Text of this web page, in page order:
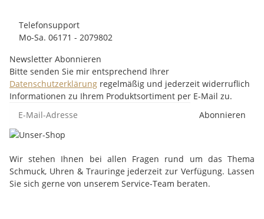
Telefonsupport
Mo-Sa. 06171 - 2079802
Newsletter Abonnieren
Bitte senden Sie mir entsprechend Ihrer
Datenschutzerklärung regelmäßig und jederzeit widerruflich
Informationen zu Ihrem Produktsortiment per E-Mail zu.
Abonnieren
Wir stehen Ihnen bei allen Fragen rund um das Thema
Schmuck, Uhren & Trauringe jederzeit zur Verfügung. Lassen
Sie sich gerne von unserem Service-Team beraten.